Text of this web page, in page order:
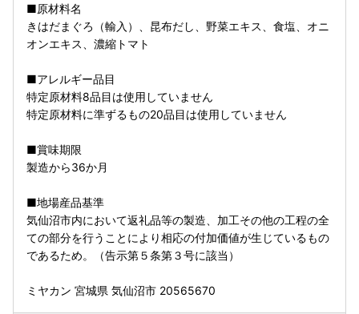
■原材料名
きはだまぐろ（輸入）、昆布だし、野菜エキス、食塩、オニ
オンエキス、濃縮トマト
■アレルギー品目
特定原材料8品目は使用していません
特定原材料に準ずるもの20品目は使用していません
■賞味期限
製造から36か月
■地場産品基準
気仙沼市内において返礼品等の製造、加工その他の工程の全
ての部分を行うことにより相応の付加価値が生じているもの
であるため。（告示第５条第３号に該当）
ミヤカン 宮城県 気仙沼市 20565670